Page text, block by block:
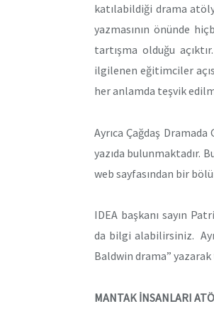
katılabildiği drama
yazmasının önünde
tartışma olduğu
ilgilenen eğitimciler
her anlamda teşvik
Ayrıca Çağdaş
yazıda bulunmaktadır.
web sayfasından bir
IDEA başkanı sayın
da bilgi alabilirsiniz.
Baldwin drama” yazarak
MANTAK İNSANLARI